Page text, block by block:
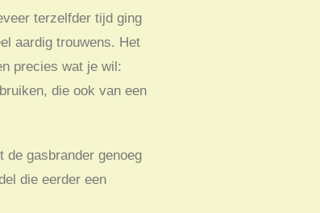
terzelfder tijd ging
aardig trouwens. Het
precies wat je wil:
die ook van een
de gasbrander genoeg
die eerder een